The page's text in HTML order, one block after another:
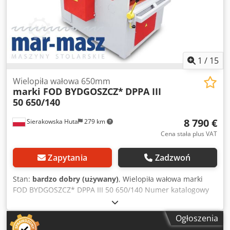
rodzaje prędkości posuwu + płynna - moc całkowita 32kW -
wymiary całkowite dł/szer/wys 2050x1800x1530mm - waga
około 2000kg Atuty: – produkcji włoskiej – stan bardzo
dobry – dokumentacja DTR – wielopiła używana Dedpfszr U
Haex Ai Eokr Cena netto: 48900 PLN Cena netto: 11650 EUR
Cena netto liczona według kursu 4,2 PLN/EUR (przy
większych wahaniach kursu cena może ulec zmianie)
1 / 15
Sierakowska Huta 279 km
Wielopiła wałowa 650mm
marki FOD BYDGOSZCZ* DPPA III
50 650/140
8 790 €
Cena stała plus VAT
Zapytania Zadzwoń
Stan: bardzo dobry (używany), Wielopiła wałowa marki
FOD BYDGOSZCZ* DPPA III 50 650/140 Numer katalogowy
7318 DANE TECHNICZNE - max wysokość cięcia 140mm -
max szerokość elementu 700mm - szerokość robocza wału
z piłami 650mm - max średnica piły 400mm - średnica
Ogłoszenia